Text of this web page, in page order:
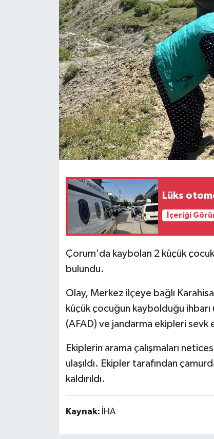
Lüks
İçeriği
Çorum'da kaybolan 2 küçük
bulundu.
Olay, Merkez ilçeye bağlı
küçük çocuğun kaybolduğu
(AFAD) ve jandarma ekipleri sevk
Ekiplerin arama çalışmaları
ulaşıldı. Ekipler tarafından
kaldırıldı.
Kaynak: İHA
Ekonomi
Tokat Haber